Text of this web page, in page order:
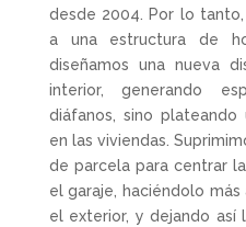
desde 2004. Por lo
a una estructura de
diseñamos una nueva
interior, generando
diáfanos, sino
en las viviendas.
de parcela para centrar
el garaje, haciéndolo
el exterior, y dejando así